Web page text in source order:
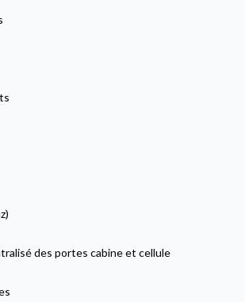
des portes cabine et cellule